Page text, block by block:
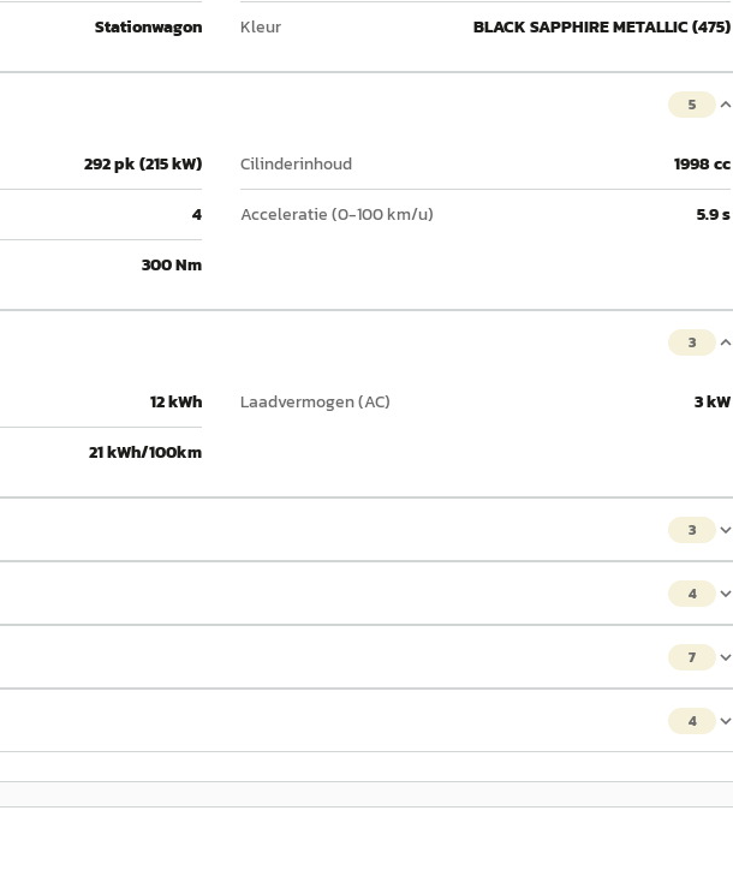
Stationwagon Kleur BLACK SAPPHIRE METALLIC (475)
5
292 pk (215 kW) Cilinderinhoud
1998 cc
4 Acceleratie (0-100 km/u)
5.9 s
300 Nm
3
12 kWh Laadvermogen (AC)
3 kW
21 kWh/100km
3
4
7
4